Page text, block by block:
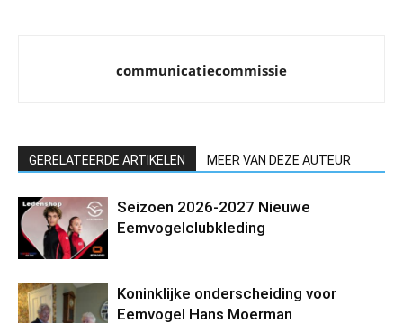
communicatiecommissie
GERELATEERDE ARTIKELEN MEER VAN DEZE AUTEUR
Seizoen 2026-2027 Nieuwe
Eemvogelclubkleding
Koninklijke onderscheiding voor
Eemvogel Hans Moerman